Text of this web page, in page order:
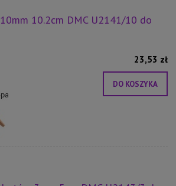
10.2cm DMC U2141/10 do
23,53 zł
DO KOSZYKA